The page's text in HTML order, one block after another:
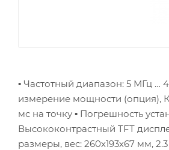
▪ Частотный диапазон: 5 МГц …
измерение мощности (опция),
мс на точку ▪ Погрешность
Высококонтрастный TFT
размеры, вес: 260х193х67 мм, 2.3